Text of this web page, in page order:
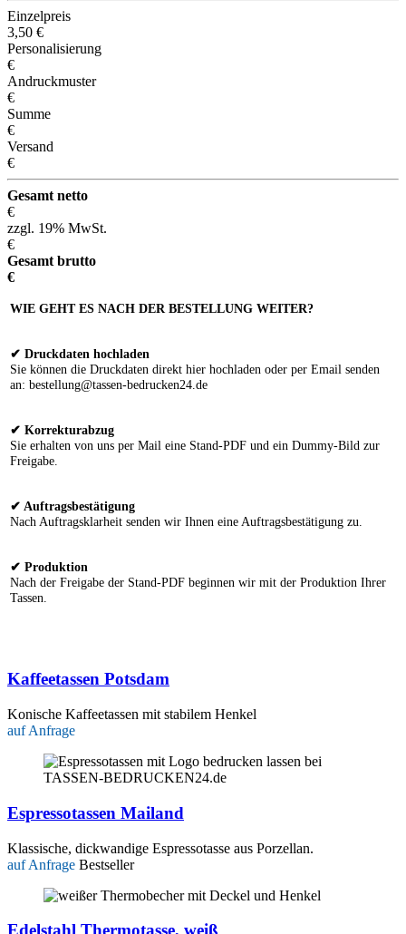
Einzelpreis
3,50 €
Personalisierung
€
Andruckmuster
€
Summe
€
Versand
€
Gesamt netto
€
zzgl. 19% MwSt.
€
Gesamt brutto
€
WIE GEHT ES NACH DER BESTELLUNG WEITER?
✔ Druckdaten hochladen
Sie können die Druckdaten direkt hier hochladen oder per Email senden
an: bestellung@tassen-bedrucken24.de
✔ Korrekturabzug
Sie erhalten von uns per Mail eine Stand-PDF und ein Dummy-Bild zur
Freigabe.
✔ Auftragsbestätigung
Nach Auftragsklarheit senden wir Ihnen eine Auftragsbestätigung zu.
✔ Produktion
Nach der Freigabe der Stand-PDF beginnen wir mit der Produktion Ihrer
Tassen.
Kaffeetassen Potsdam
Konische Kaffeetassen mit stabilem Henkel
auf Anfrage
Espressotassen Mailand
Klassische, dickwandige Espressotasse aus Porzellan.
auf Anfrage Bestseller
Edelstahl Thermotasse, weiß